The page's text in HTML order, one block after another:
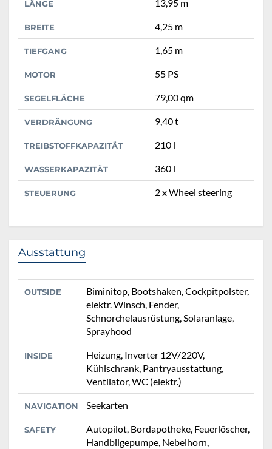
LÄNGE 13,95 m
BREITE 4,25 m
TIEFGANG 1,65 m
MOTOR 55 PS
SEGELFLÄCHE 79,00 qm
VERDRÄNGUNG 9,40 t
TREIBSTOFFKAPAZITÄT 210 l
WASSERKAPAZITÄT 360 l
STEUERUNG 2 x Wheel steering
Ausstattung
OUTSIDE
Biminitop, Bootshaken, Cockpitpolster,
elektr. Winsch, Fender,
Schnorchelausrüstung, Solaranlage,
Sprayhood
INSIDE
Heizung, Inverter 12V/220V,
Kühlschrank, Pantryausstattung,
Ventilator, WC (elektr.)
NAVIGATION Seekarten
SAFETY
Autopilot, Bordapotheke, Feuerlöscher,
Handbilgepumpe, Nebelhorn,